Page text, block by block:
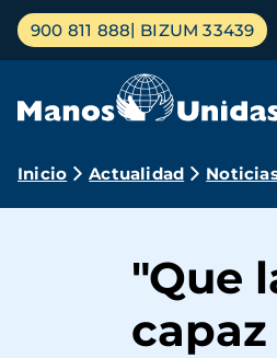
Pasar
contenido
Menú
principal
900 811 888 BIZUM 33439
Ruta
navegación
Inicio Actualidad
"Que